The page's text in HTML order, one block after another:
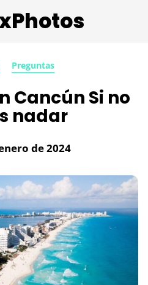
Preguntas
Cancún Si no
nadar
de 2024